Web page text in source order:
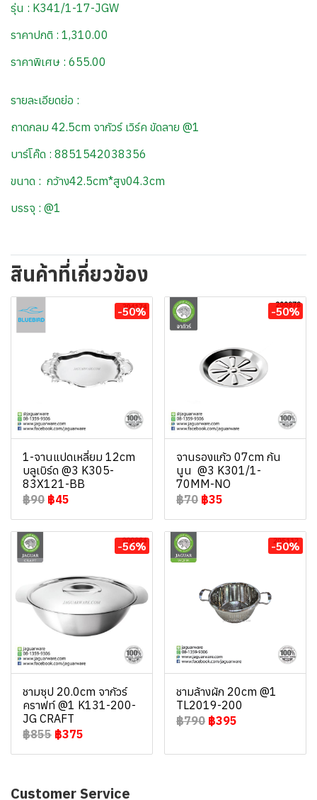
รุ่น : K341/1-17-JGW
ราคาปกติ : 1,310.00
ราคาพิเศษ : 655.00
รายละเอียดย่อ :
ถาดกลม 42.5cm จากัวร์ เวิร์ค ขัดลาย @1
บาร์โค๊ด : 8851542038356
ขนาด : กว้าง42.5cm*สูง04.3cm
บรรจุ : @1
สินค้าที่เกี่ยวข้อง
-50%
1-จานแปดเหลี่ยม 12cm
บลูเบิร์ด @3 K305-
83X121-BB
฿90 ฿45
-50%
จานรองแก้ว 07cm ก้น
นูน @3 K301/1-
70MM-NO
฿70 ฿35
-56%
ชามซุป 20.0cm จากัวร์
คราฟท์ @1 K131-200-
JG CRAFT
฿855 ฿375
-50%
ชามล้างผัก 20cm @1
TL2019-200
฿790 ฿395
Customer Service